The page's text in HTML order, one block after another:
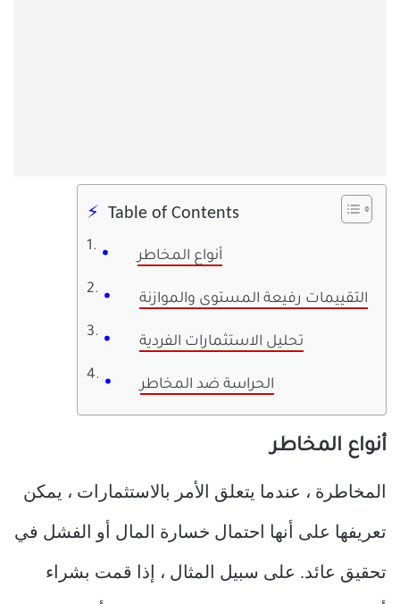
Table of Contents
أنواع المخاطر
التقييمات رفيعة المستوى والموازنة
تحليل الاستثمارات الفردية
الحراسة ضد المخاطر
أنواع المخاطر
المخاطرة ، عندما يتعلق الأمر بالاستثمارات ، يمكن
تعريفها على أنها احتمال خسارة المال أو الفشل في
تحقيق عائد. على سبيل المثال ، إذا قمت بشراء